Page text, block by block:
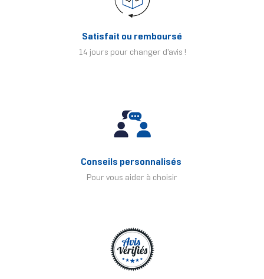
Satisfait ou remboursé
14 jours pour changer d'avis !
Conseils personnalisés
Pour vous aider à choisir